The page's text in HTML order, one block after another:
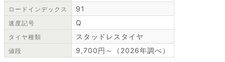
ロードインデックス 91
速度記号 Q
タイヤ種類 スタッドレスタイヤ
値段 9,700円～（2026年調べ）